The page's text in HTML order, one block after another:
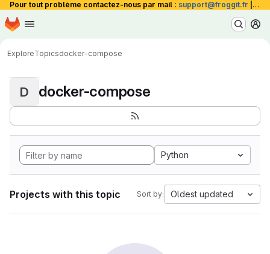
Pour tout problème contactez-nous par mail : support@froggit.fr La
Skip to main content
Homepage
ExploreTopicsdocker-compose
D docker-compose
Python
Projects with this topic Sort by: Oldest updated